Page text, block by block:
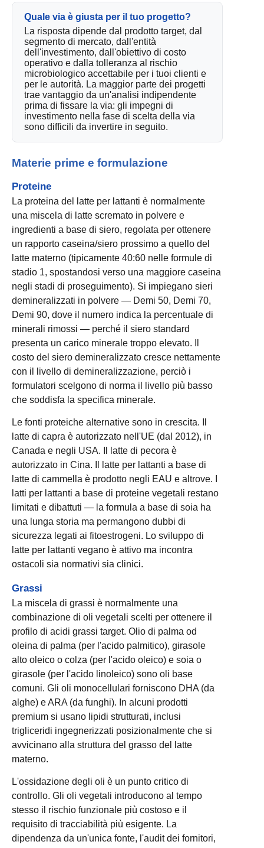
Quale via è giusta per il tuo progetto?
La risposta dipende dal prodotto target, dal
segmento di mercato, dall'entità
dell'investimento, dall'obiettivo di costo
operativo e dalla tolleranza al rischio
microbiologico accettabile per i tuoi clienti e
per le autorità. La maggior parte dei progetti
trae vantaggio da un'analisi indipendente
prima di fissare la via: gli impegni di
investimento nella fase di scelta della via
sono difficili da invertire in seguito.
Materie prime e formulazione
Proteine
La proteina del latte per lattanti è normalmente
una miscela di latte scremato in polvere e
ingredienti a base di siero, regolata per ottenere
un rapporto caseina/siero prossimo a quello del
latte materno (tipicamente 40:60 nelle formule di
stadio 1, spostandosi verso una maggiore caseina
negli stadi di proseguimento). Si impiegano sieri
demineralizzati in polvere — Demi 50, Demi 70,
Demi 90, dove il numero indica la percentuale di
minerali rimossi — perché il siero standard
presenta un carico minerale troppo elevato. Il
costo del siero demineralizzato cresce nettamente
con il livello di demineralizzazione, perciò i
formulatori scelgono di norma il livello più basso
che soddisfa la specifica minerale.
Le fonti proteiche alternative sono in crescita. Il
latte di capra è autorizzato nell'UE (dal 2012), in
Canada e negli USA. Il latte di pecora è
autorizzato in Cina. Il latte per lattanti a base di
latte di cammella è prodotto negli EAU e altrove. I
latti per lattanti a base di proteine vegetali restano
limitati e dibattuti — la formula a base di soia ha
una lunga storia ma permangono dubbi di
sicurezza legati ai fitoestrogeni. Lo sviluppo di
latte per lattanti vegano è attivo ma incontra
ostacoli sia normativi sia clinici.
Grassi
La miscela di grassi è normalmente una
combinazione di oli vegetali scelti per ottenere il
profilo di acidi grassi target. Olio di palma od
oleina di palma (per l'acido palmitico), girasole
alto oleico o colza (per l'acido oleico) e soia o
girasole (per l'acido linoleico) sono oli base
comuni. Gli oli monocellulari forniscono DHA (da
alghe) e ARA (da funghi). In alcuni prodotti
premium si usano lipidi strutturati, inclusi
trigliceridi ingegnerizzati posizionalmente che si
avvicinano alla struttura del grasso del latte
materno.
L'ossidazione degli oli è un punto critico di
controllo. Gli oli vegetali introducono al tempo
stesso il rischio funzionale più costoso e il
requisito di tracciabilità più esigente. La
dipendenza da un'unica fonte, l'audit dei fornitori,